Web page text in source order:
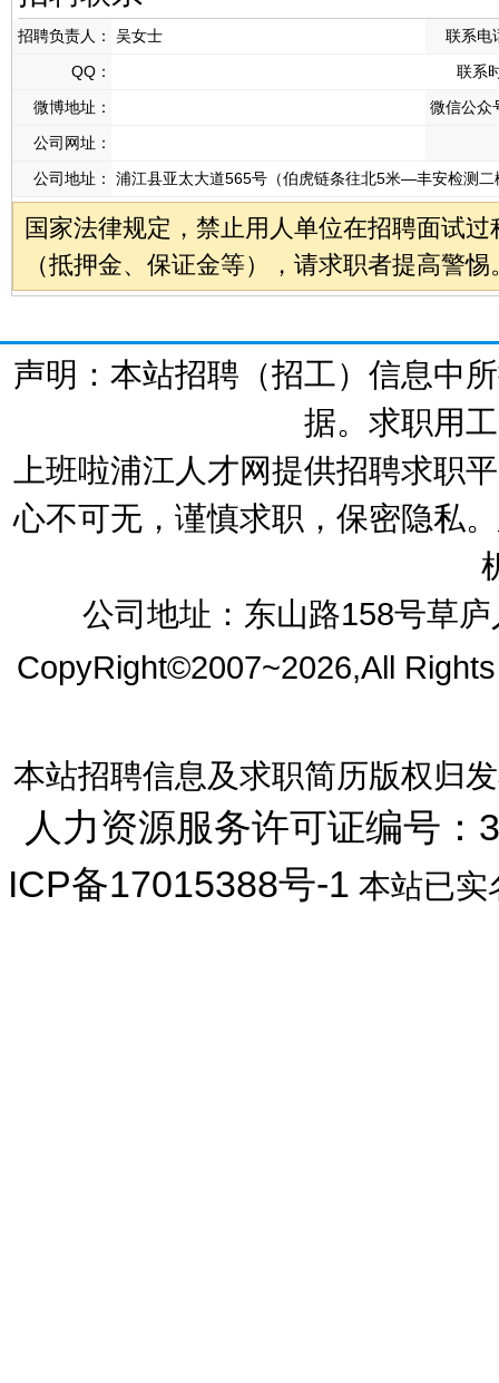
招聘负责人： 吴女士
联系电
QQ：
联系
微博地址：
微信公众
公司网址：
公司地址：
浦江县亚太大道565号（伯虎链条往北5米—丰安检测二
国家法律规定，禁止用人单位在招聘面试
（抵押金、保证金等），请求职者提高警惕
声明：本站招聘（招工）信息中
据。求职用
上班啦浦江人才网提供招聘求职
心不可无，谨慎求职，保密隐私
公司地址：东山路158号草
CopyRight©2007~2026,All
本站招聘信息及求职简历版权归
人力资源服务许可证编号
ICP备17015388号-1 本站已